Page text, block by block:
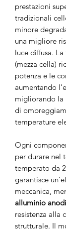
prestazioni
tradizionali
minore
una migliore
luce diffusa.
(mezza cella)
potenza e le
aumentando
migliorando la
di
temperature
Ogni
per durare nel
temperato da
garantisce
meccanica,
alluminio
resistenza alla
strutturale. Il